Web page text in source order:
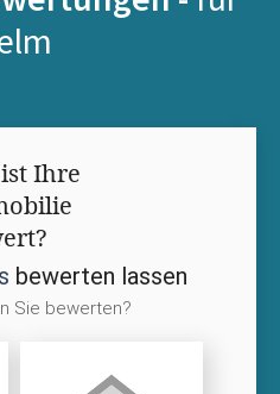
Ihre
bewerten lassen
Sie bewerten?